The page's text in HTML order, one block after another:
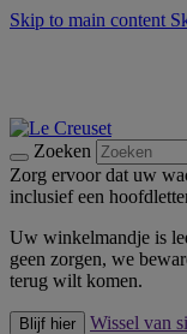
Skip to main content
Zoeken
Zorg ervoor dat uw
inclusief een
Uw winkelmandje is
geen zorgen, we
terug wilt komen.
Blijf hier
Wissel van